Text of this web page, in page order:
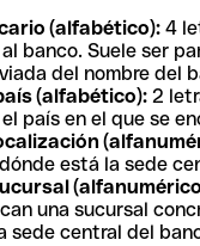
(alfabético): 4
banco. Suele ser
del nombre del
(alfabético): 2
país en el que se
está la sede
una sucursal
sede central del